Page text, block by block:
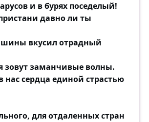
и в бурях поседелый!
давно ли ты
вкусил отрадный
зовут заманчивые волны.
нас сердца единой страстью
для отдаленных стран